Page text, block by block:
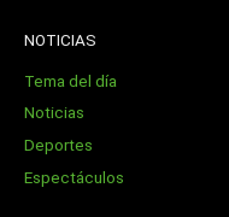
NOTICIAS
Tema del día
Noticias
Deportes
Espectáculos